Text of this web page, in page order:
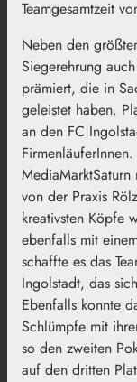
Teamgesamtzeit
Neben den
Siegerehrung
prämiert, die in
geleistet haben.
an den FC
von der Praxis
kreativsten Köpfe
ebenfalls mit
schaffte es das
Ingolstadt, das
Ebenfalls konnte
Schlümpfe mit
so den zweiten
auf den dritten